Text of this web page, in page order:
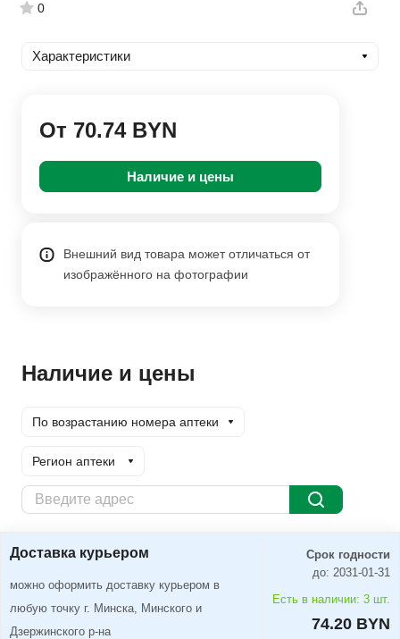
0
Характеристики
От 70.74 BYN
Наличие и цены
Внешний вид товара может отличаться от
изображённого на фотографии
Наличие и цены
По возрастанию номера аптеки
Регион аптеки
Доставка курьером Заказать
Доставка курьером
можно оформить доставку курьером в
любую точку г. Минска, Минского и
Дзержинского р-на
Срок годности
до: 2031-01-31
Есть в наличии: 3 шт.
74.20 BYN